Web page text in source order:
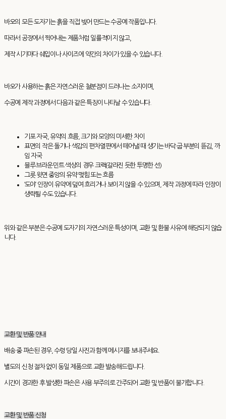
바오의 모든 도자기는 흙을 직접 빚어 만드는 수공예 작품입니다.
따라서 공장에서 찍어내는 제품처럼 일률적이지 않고,
제작 시기마다 쉐입이나 사이즈에 약간의 차이가 있을 수 있습니다.
바오가 사용하는 흙은 자연스러운 철분점이 드러나는 소지이며,
수공예 제작 과정에서 다음과 같은 특징이 나타날 수 있습니다.
기포 자국, 유약의 흐름, 크기와 모양의 미세한 차이
표면의 작은 돌기나 색감의 편차열판에서 떼어낼 때 생기는 바닥·굽 부분의 뜯김, 까
임 자국
블루·브라운·민트 색상의 경우 크랙(갈라진 듯한 투명한 선)
그릇 윗면 중앙의 유약 맺힘 또는 흐름
‘도야’ 인장이 유약에 덮여 흐리거나 보이지 않을 수 있으며, 제작 과정에 따라 인장이
생략될 수도 있습니다.
위와 같은 부분은 수공예 도자기의 자연스러운 특성이며, 교환 및 환불 사유에 해당되지 않습
니다.
교환 및 반품 안내
배송 중 파손된 경우, 수령 당일 사진과 함께 메시지를 보내주세요.
별도의 신청 절차 없이 동일 제품으로 교환 발송해드립니다.
시간이 경과한 후 발생한 파손은 사용 부주의로 간주되어 교환 및 반품이 불가합니다.
교환 및 반품 신청